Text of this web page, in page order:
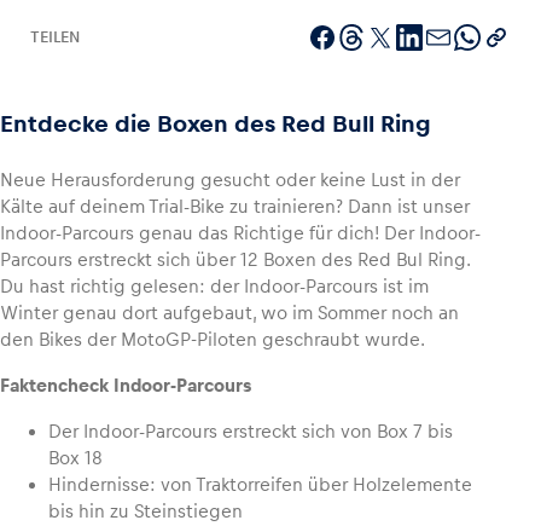
Fahrzeug
Alle anzeigen
TEILEN
Entdecke die Boxen des Red Bull Ring
Neue Herausforderung gesucht oder keine Lust in der
Kälte auf deinem Trial-Bike zu trainieren? Dann ist unser
Indoor-Parcours genau das Richtige für dich! Der Indoor-
Parcours erstreckt sich über 12 Boxen des Red Bul Ring.
Du hast richtig gelesen: der Indoor-Parcours ist im
Winter genau dort aufgebaut, wo im Sommer noch an
den Bikes der MotoGP-Piloten geschraubt wurde.
Faktencheck Indoor-Parcours
Der Indoor-Parcours erstreckt sich von Box 7 bis
Box 18
Hindernisse: von Traktorreifen über Holzelemente
bis hin zu Steinstiegen